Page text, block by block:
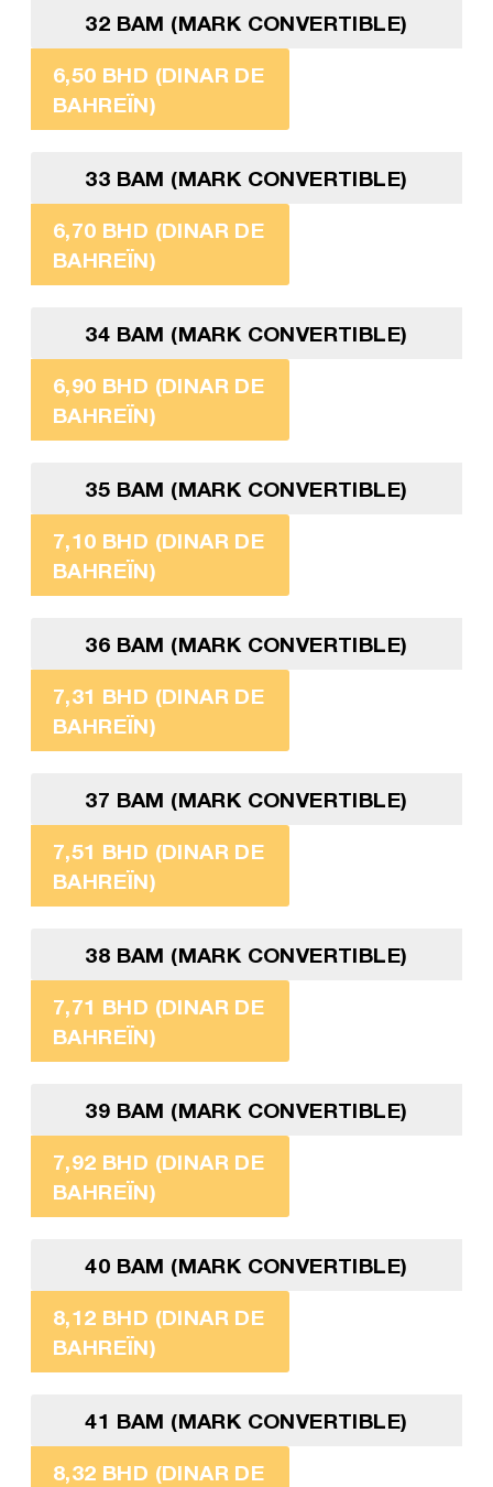
32 BAM (MARK CONVERTIBLE)
6,50 BHD (DINAR DE
BAHREÏN)
33 BAM (MARK CONVERTIBLE)
6,70 BHD (DINAR DE
BAHREÏN)
34 BAM (MARK CONVERTIBLE)
6,90 BHD (DINAR DE
BAHREÏN)
35 BAM (MARK CONVERTIBLE)
7,10 BHD (DINAR DE
BAHREÏN)
36 BAM (MARK CONVERTIBLE)
7,31 BHD (DINAR DE
BAHREÏN)
37 BAM (MARK CONVERTIBLE)
7,51 BHD (DINAR DE
BAHREÏN)
38 BAM (MARK CONVERTIBLE)
7,71 BHD (DINAR DE
BAHREÏN)
39 BAM (MARK CONVERTIBLE)
7,92 BHD (DINAR DE
BAHREÏN)
40 BAM (MARK CONVERTIBLE)
8,12 BHD (DINAR DE
BAHREÏN)
41 BAM (MARK CONVERTIBLE)
8,32 BHD (DINAR DE